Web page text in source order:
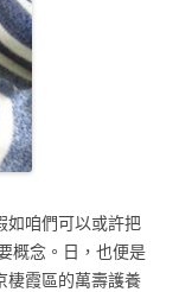
如咱們可以或許把
概念。日，也便是
棲霞區的萬壽護養